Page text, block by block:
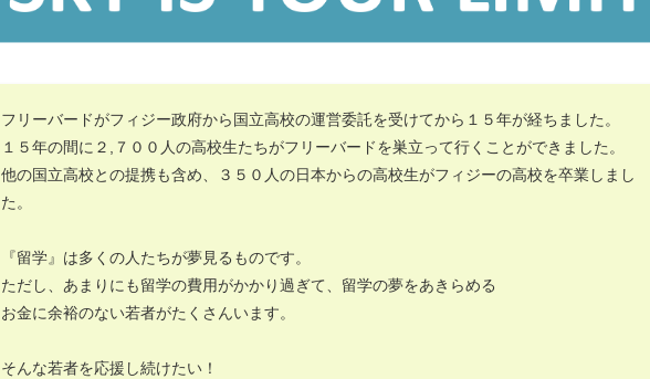
フリーバードがフィジー政府から国立高校の運営委託を受けてから１５年が経ちました。
１５年の間に２,７００人の高校生たちがフリーバードを巣立って行くことができました。
他の国立高校との提携も含め、３５０人の日本からの高校生がフィジーの高校を卒業しまし
た。
『留学』は多くの人たちが夢見るものです。
ただし、あまりにも留学の費用がかかり過ぎて、留学の夢をあきらめる
お金に余裕のない若者がたくさんいます。
そんな若者を応援し続けたい！